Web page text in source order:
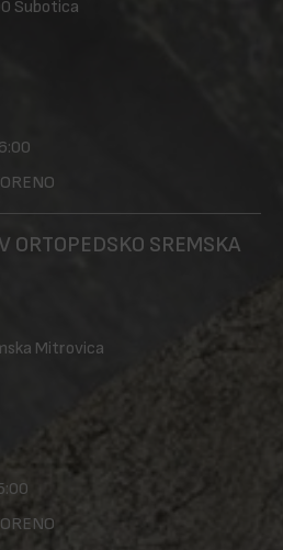
Subotica
ORTOPEDSKO SREMSKA
Mitrovica